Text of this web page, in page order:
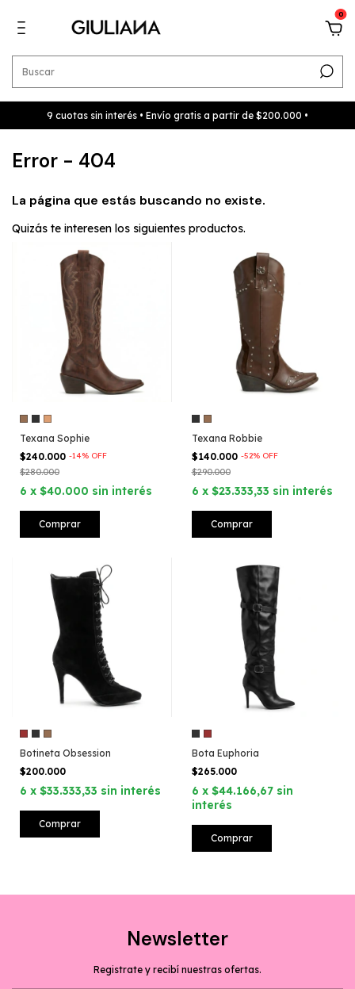
0
9 cuotas sin interés • Envío gratis a partir de $200.000 •
Error - 404
La página que estás buscando no existe.
Quizás te interesen los siguientes productos.
Texana Sophie
$240.000 -14% OFF
$280.000
6 x $40.000 sin interés
Comprar
Texana Robbie
$140.000 -52% OFF
$290.000
6 x $23.333,33 sin interés
Comprar
Botineta Obsession
$200.000
6 x $33.333,33 sin interés
Comprar
Bota Euphoria
$265.000
6 x $44.166,67 sin
interés
Comprar
Newsletter
Registrate y recibí nuestras ofertas.